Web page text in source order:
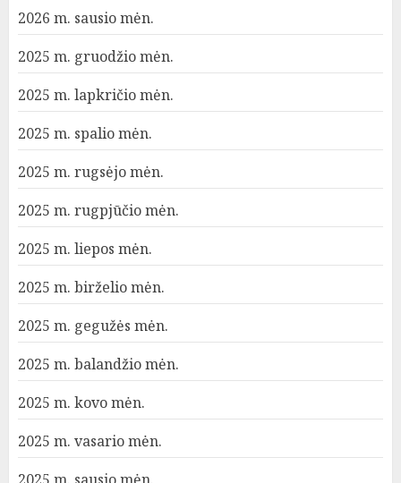
2026 m. sausio mėn.
2025 m. gruodžio mėn.
2025 m. lapkričio mėn.
2025 m. spalio mėn.
2025 m. rugsėjo mėn.
2025 m. rugpjūčio mėn.
2025 m. liepos mėn.
2025 m. birželio mėn.
2025 m. gegužės mėn.
2025 m. balandžio mėn.
2025 m. kovo mėn.
2025 m. vasario mėn.